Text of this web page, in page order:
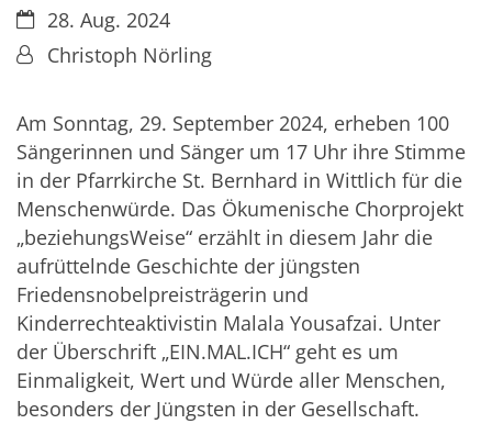
Datum:28. Aug. 2024
Von:Christoph Nörling
Am Sonntag, 29. September 2024, erheben 100
Sängerinnen und Sänger um 17 Uhr ihre Stimme
in der Pfarrkirche St. Bernhard in Wittlich für die
Menschenwürde. Das Ökumenische Chorprojekt
„beziehungsWeise“ erzählt in diesem Jahr die
aufrüttelnde Geschichte der jüngsten
Friedensnobelpreisträgerin und
Kinderrechteaktivistin Malala Yousafzai. Unter
der Überschrift „EIN.MAL.ICH“ geht es um
Einmaligkeit, Wert und Würde aller Menschen,
besonders der Jüngsten in der Gesellschaft.